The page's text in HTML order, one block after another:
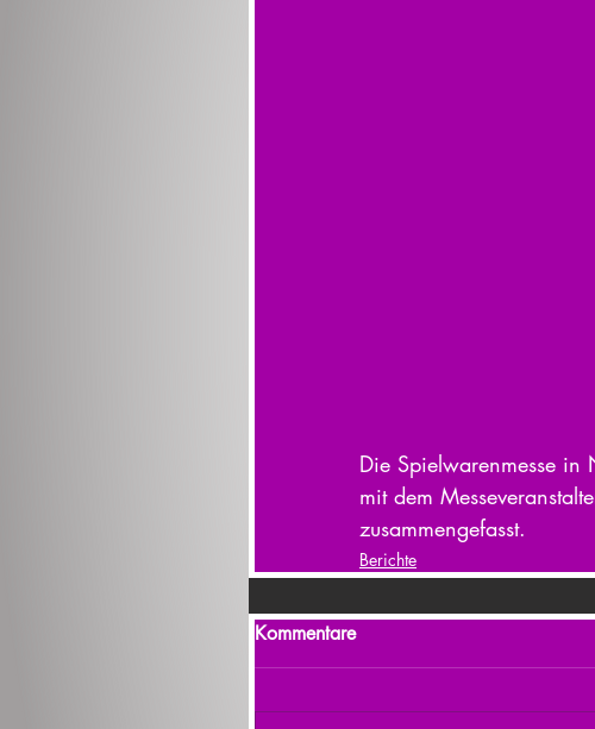
Die Spielwarenmesse
mit dem
zusammengefasst.
Berichte
Kommentare